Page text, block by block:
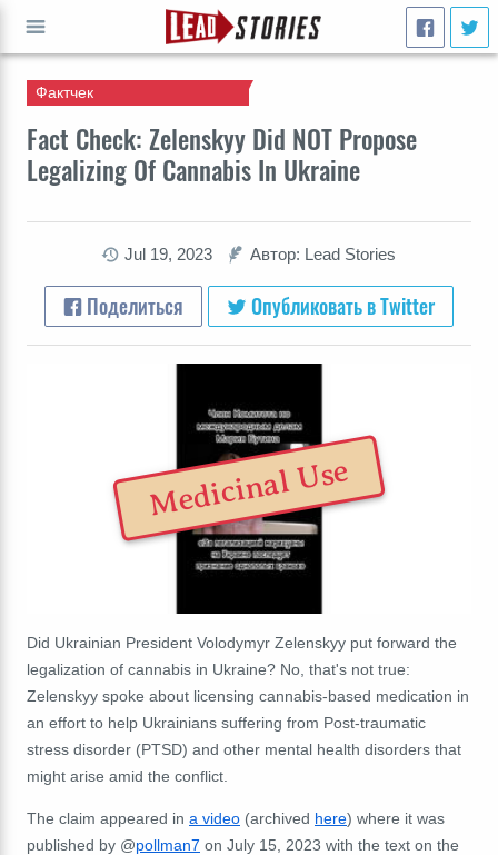
Fact Check: Zelenskyy Did NOT Propose
Legalizing Of Cannabis In Ukraine
Фактчек
Jul 19, 2023 Автор: Lead Stories
Поделиться Опубликовать в Twitter
Medicinal Use
Did Ukrainian President Volodymyr Zelenskyy put forward the
legalization of cannabis in Ukraine? No, that's not true:
Zelenskyy spoke about licensing cannabis-based medication in
an effort to help Ukrainians suffering from Post-traumatic
stress disorder (PTSD) and other mental health disorders that
might arise amid the conflict.
The claim appeared in a video (archived here) where it was
published by @pollman7 on July 15, 2023 with the text on the
ПЕРЕЙТИ